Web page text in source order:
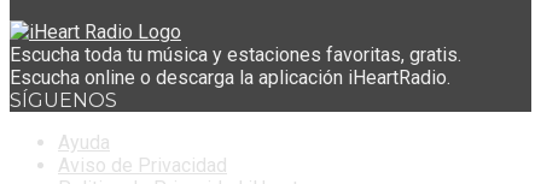
Escucha toda tu música y estaciones favoritas, gratis.
Escucha online o descarga la aplicación iHeartRadio.
SÍGUENOS
Ayuda
Aviso de Privacidad